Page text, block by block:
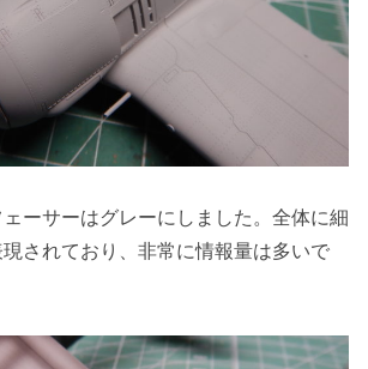
ーサーはグレーにしました。全体に細
されており、非常に情報量は多いで